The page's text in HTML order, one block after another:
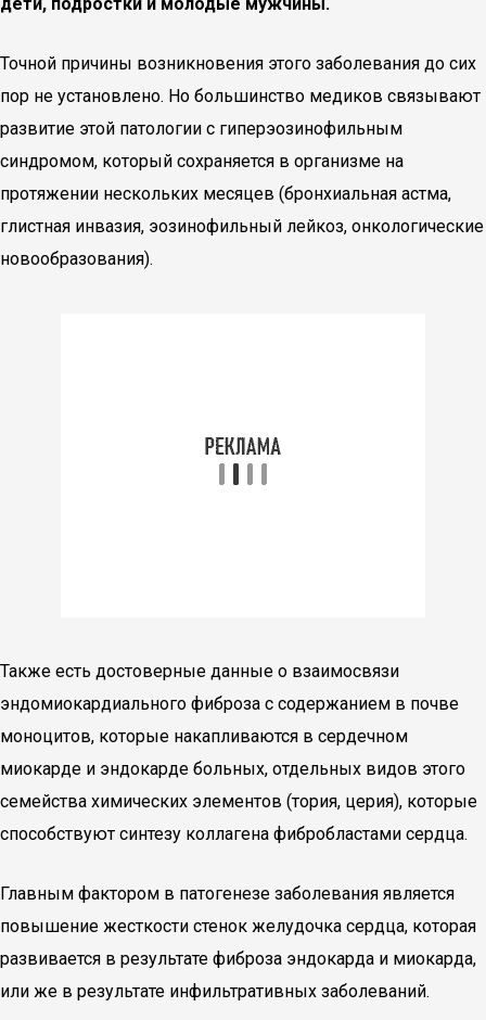
Точной причины возникновения этого заболевания до сих
пор не установлено. Но большинство медиков связывают
развитие этой патологии с гиперэозинофильным
синдромом, который сохраняется в организме на
протяжении нескольких месяцев (бронхиальная астма,
глистная инвазия, эозинофильный лейкоз, онкологические
новообразования).
Также есть достоверные данные о взаимосвязи
эндомиокардиального фиброза с содержанием в почве
моноци­тов, которые накапливаются в сердечном
миокарде и эндокарде больных, отдельных видов этого
семейства химических элементов (тория, церия), которые
способствуют синтезу колла­гена фибробластами сердца.
Главным фактором в патогенезе заболевания является
повышение жесткости стенок желудочка сердца, которая
развивается в результате фиброза эндокарда и миокарда,
или же в результате инфильтративных заболеваний.